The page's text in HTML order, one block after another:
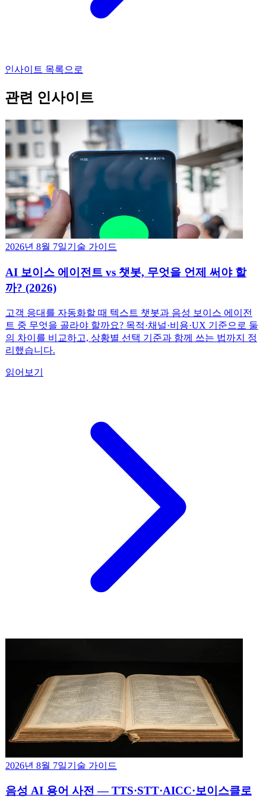
인사이트 목록으로
관련 인사이트
2026년 8월 7일기술 가이드
AI 보이스 에이전트 vs 챗봇, 무엇을 언제 써야 할
까? (2026)
고객 응대를 자동화할 때 텍스트 챗봇과 음성 보이스 에이전
트 중 무엇을 골라야 할까요? 목적·채널·비용·UX 기준으로 둘
의 차이를 비교하고, 상황별 선택 기준과 함께 쓰는 법까지 정
리했습니다.
읽어보기
2026년 8월 7일기술 가이드
음성 AI 용어 사전 — TTS·STT·AICC·보이스클로